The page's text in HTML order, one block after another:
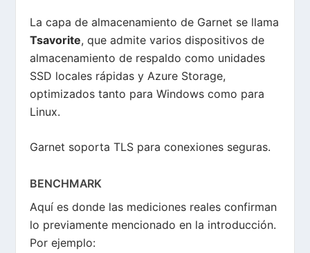
La capa de almacenamiento de Garnet se llama
Tsavorite, que admite varios dispositivos de
almacenamiento de respaldo como unidades
SSD locales rápidas y Azure Storage,
optimizados tanto para Windows como para
Linux.
Garnet soporta TLS para conexiones seguras.
BENCHMARK
Aquí es donde las mediciones reales confirman
lo previamente mencionado en la introducción.
Por ejemplo: